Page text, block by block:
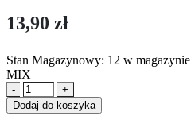
13,90 zł
Stan Magazynowy: 12 w magazynie
MIX
-
+
Dodaj do koszyka